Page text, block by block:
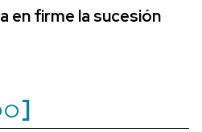
en firme la sucesión